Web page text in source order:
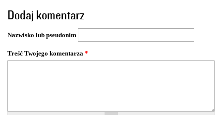
o
n
y
Dodaj komentarz
Nazwisko lub pseudonim
Treść Twojego komentarza *